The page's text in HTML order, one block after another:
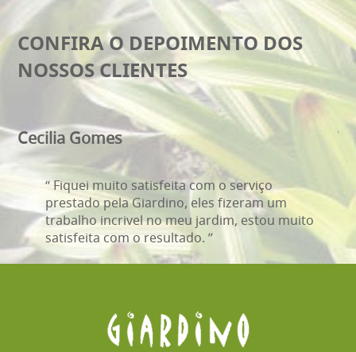
CONFIRA O DEPOIMENTO DOS
NOSSOS CLIENTES
Cecilia Gomes
“ Fiquei muito satisfeita com o serviço
prestado pela Giardino, eles fizeram um
trabalho incrivel no meu jardim, estou muito
satisfeita com o resultado. ”